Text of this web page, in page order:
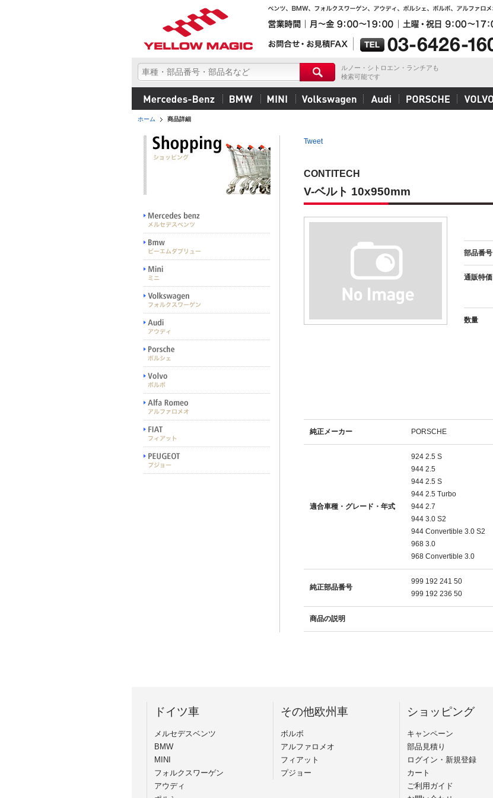
ルノー・シトロエン・ランチアも
検索可能です
ホーム 商品詳細
Tweet
CONTITECH
V-ベルト 10x950mm
部品番号
通販特価
数量
純正メーカー PORSCHE
適合車種・グレード・年式
924 2.5 S
944 2.5
944 2.5 S
944 2.5 Turbo
944 2.7
944 3.0 S2
944 Convertible 3.0 S2
968 3.0
968 Convertible 3.0
純正部品番号
999 192 241 50
999 192 236 50
商品の説明
ドイツ車
メルセデスベンツ
BMW
MINI
フォルクスワーゲン
アウディ
その他欧州車
ボルボ
アルファロメオ
フィアット
プジョー
ショッピング
キャンペーン
部品見積り
ログイン・新規登録
カート
ご利用ガイド